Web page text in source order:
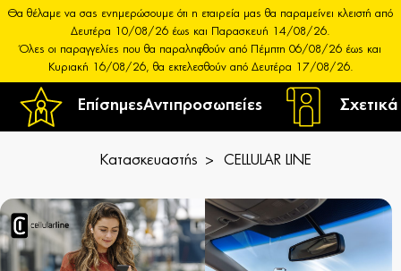
ΕπίσημεςΑντιπροσωπείες
Θα θέλαμε να σας ενημερώσουμε ότι η εταιρεία μας θα παραμείνει κλειστή από
Δευτέρα 10/08/26 έως και Παρασκευή 14/08/26.
Όλες οι παραγγελίες που θα παραληφθούν από Πέμπτη 06/08/26 έως και
Κυριακή 16/08/26, θα εκτελεσθούν από Δευτέρα 17/08/26.
Κατασκευαστής CELLULAR LINE